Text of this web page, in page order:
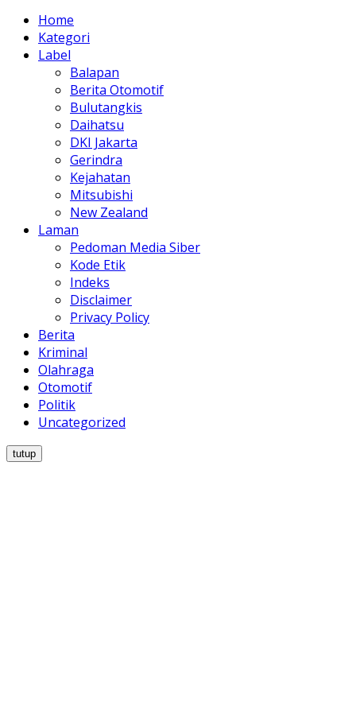
Home
Kategori
Label
Balapan
Berita Otomotif
Bulutangkis
Daihatsu
DKI Jakarta
Gerindra
Kejahatan
Mitsubishi
New Zealand
Laman
Pedoman Media Siber
Kode Etik
Indeks
Disclaimer
Privacy Policy
Berita
Kriminal
Olahraga
Otomotif
Politik
Uncategorized
tutup